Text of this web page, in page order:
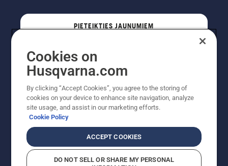
PIETEIKTIES JAUNUMIEM
Cookies on
Husqvarna.com
By clicking “Accept Cookies”, you agree to the storing of
cookies on your device to enhance site navigation, analyze
site usage, and assist in our marketing efforts.
Cookie Policy
ACCEPT COOKIES
DO NOT SELL OR SHARE MY PERSONAL